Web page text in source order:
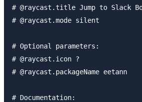
# @raycast.title Jump to Slack
# @raycast.mode silent
# Optional parameters:
# @raycast.icon ?
# @raycast.packageName eetann
# Documentation: